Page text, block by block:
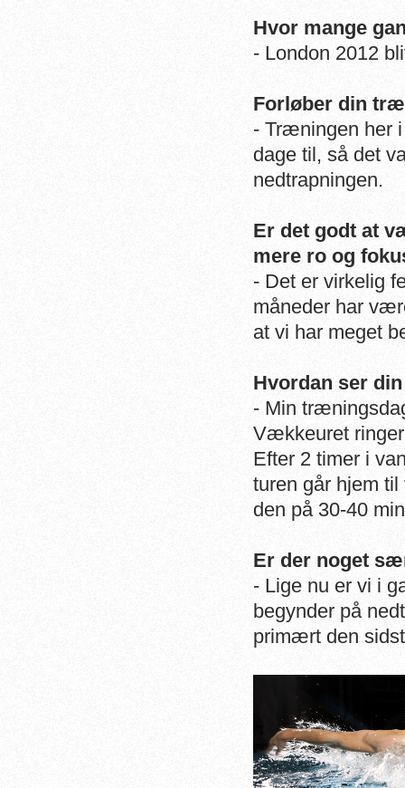
Hvor mange
- London 2012
Forløber din
- Træningen her
dage til, så det
nedtrapningen.
Er det godt at
mere ro og
- Det er virkelig
måneder har
at vi har meget
Hvordan ser
- Min
Vækkeuret
Efter 2 timer i
turen går hjem
den på 30-40
Er der noget
- Lige nu er vi i
begynder på
primært den